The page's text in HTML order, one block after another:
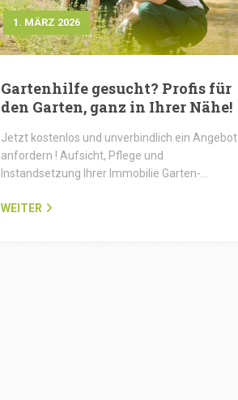
1. MÄRZ 2026
Gartenhilfe gesucht? Profis für
den Garten, ganz in Ihrer Nähe!
Jetzt kostenlos und unverbindlich ein Angebot
anfordern ! Aufsicht, Pflege und
Instandsetzung Ihrer Immobilie Garten-…
WEITER